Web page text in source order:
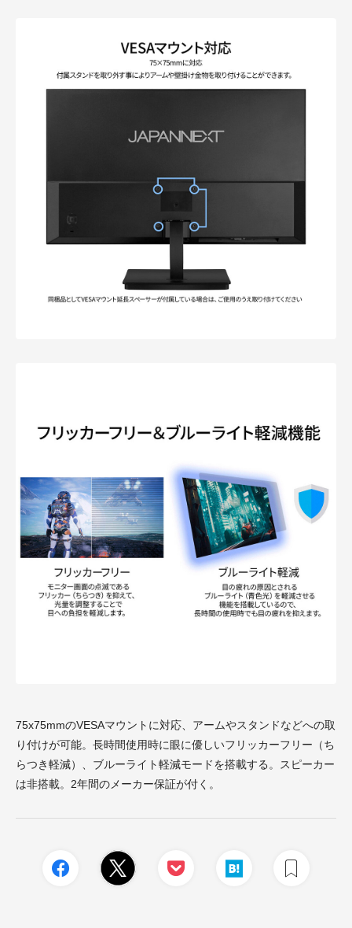
75x75mmのVESAマウントに対応、アームやスタンドなどへの取
り付けが可能。長時間使用時に眼に優しいフリッカーフリー（ち
らつき軽減）、ブルーライト軽減モードを搭載する。スピーカー
は非搭載。2年間のメーカー保証が付く。